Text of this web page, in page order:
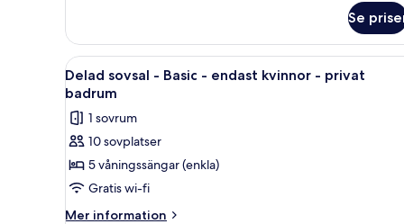
flera
sängar
sovsal
Basic
-
sängar
Se
Öppna
alla
foton
för
Delad
sovsal
-
Basic
Ett sovsalsrum med
4
Delad sovsal - Basic - endast kvinnor - privat
badrum
1 sovrum
10 sovplatser
5 våningssängar (enkla)
Gratis wi-fi
Mer information
Mer